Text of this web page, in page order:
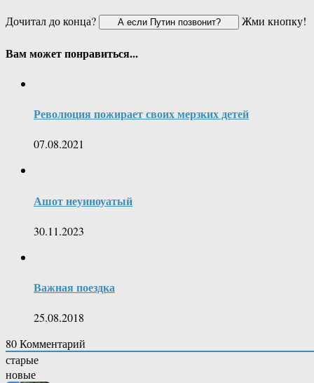
Дочитал до конца?
Жми кнопку!
Вам может понравиться...
Революция пожирает своих мерзких детей
07.08.2021
Ашот неуиноуатый
30.11.2023
Важная поездка
25.08.2018
80Комментарий
старые
новые